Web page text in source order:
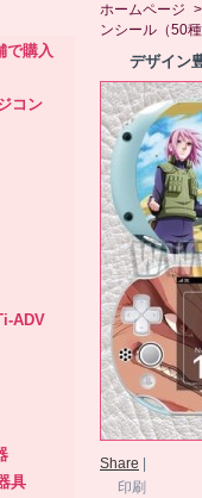
で購入
コン
ADV
具
ホームページ >
ンシール（50種
デザイン
Share
印刷